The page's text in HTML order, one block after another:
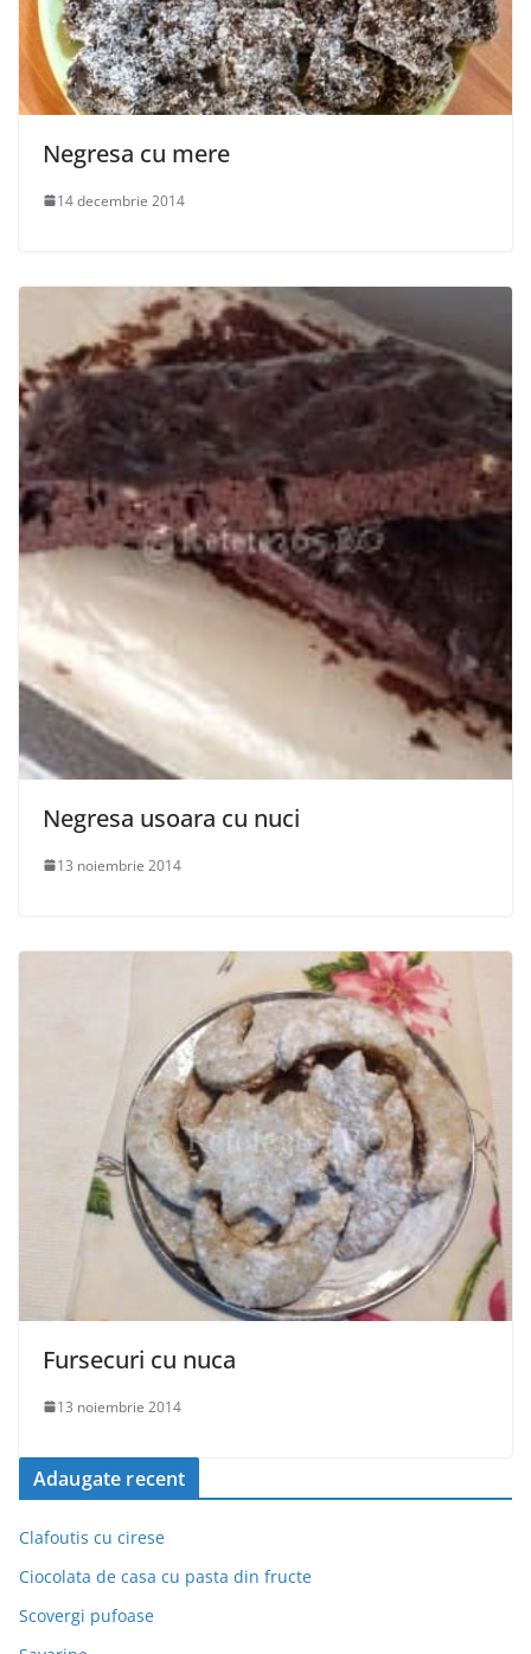
Negresa cu mere
14 decembrie 2014
Negresa usoara cu nuci
13 noiembrie 2014
Fursecuri cu nuca
13 noiembrie 2014
Adaugate recent
Clafoutis cu cirese
Ciocolata de casa cu pasta din fructe
Scovergi pufoase